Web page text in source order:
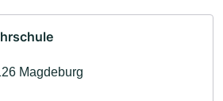
Magdeburg